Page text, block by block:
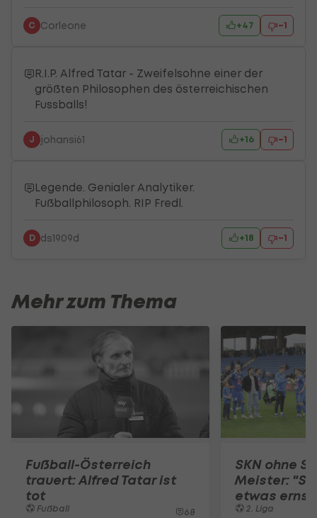
C Corleone +47 −1
Zum Kommentar im Artikel
R.I.P. Alfred Tatar - Zweifelsohne einer der
größten Philosophen des österreichischen
Fussballs!
J johansi61 +16 −1
Zum Kommentar im Artikel
Legende. Genialer Analytiker.
Fußballphilosoph. RIP Fredl.
D ds1909d +18 −1
Mehr zum Thema
Fußball-Österreich
trauert: Alfred Tatar ist
tot
Fußball 68
SKN ohne
Meister:
etwas
2. Liga